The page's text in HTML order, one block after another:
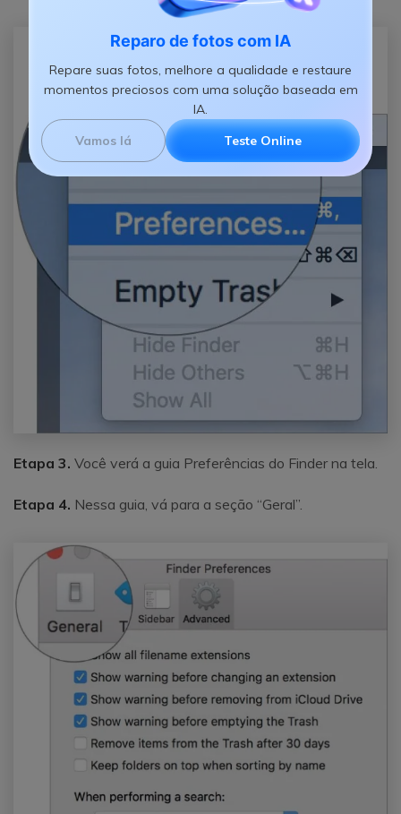
Reparo de fotos com IA
Repare suas fotos, melhore a qualidade e restaure
momentos preciosos com uma solução baseada em
IA.
Vamos lá
Teste Online
Etapa 3. Você verá a guia Preferências do Finder na tela.
Etapa 4. Nessa guia, vá para a seção “Geral”.